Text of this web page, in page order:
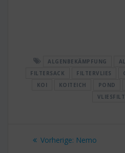
ALGENBEKÄMPFUNG
FILTERSACK
FILTERVLIES
KOI
KOITEICH POND
Vorherige: Vorheriger
Nemo